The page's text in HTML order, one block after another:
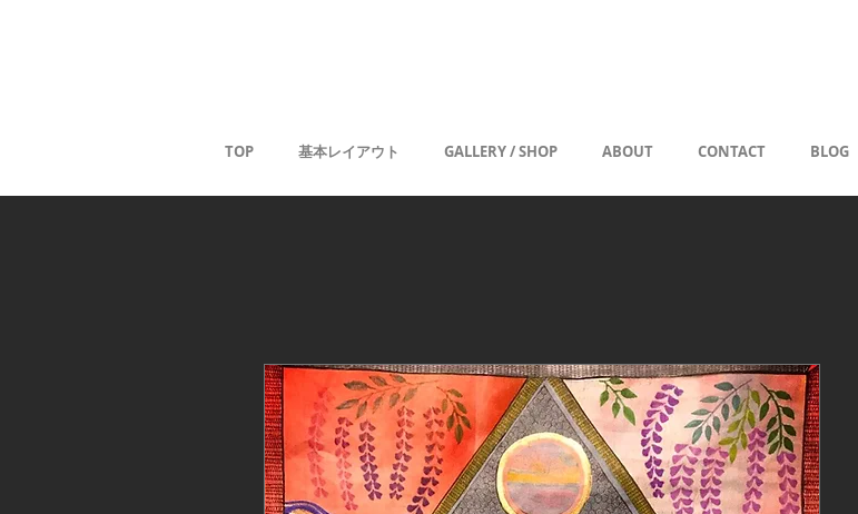
TOP 基本レイアウト GALLERY / SHOP ABOUT CONTACT BLOG